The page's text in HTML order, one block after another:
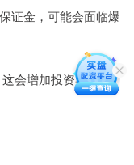
证金，可能会面临爆
会增加投资者的成